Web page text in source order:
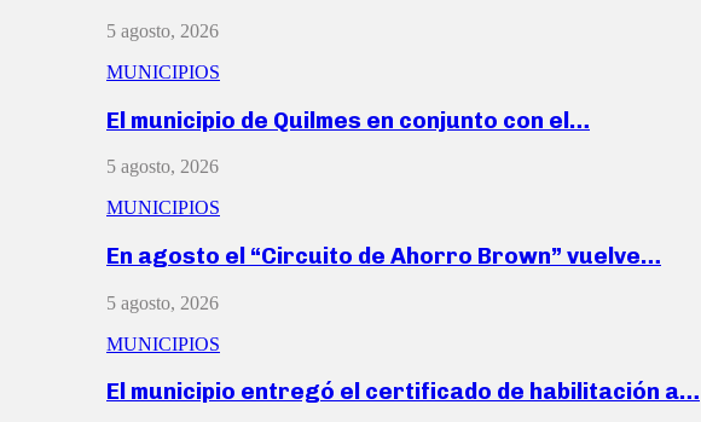
5 agosto, 2026
MUNICIPIOS
El municipio de Quilmes en conjunto con el…
5 agosto, 2026
MUNICIPIOS
En agosto el “Circuito de Ahorro Brown” vuelve…
5 agosto, 2026
MUNICIPIOS
El municipio entregó el certificado de habilitación a…